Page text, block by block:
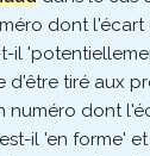
dont l'écart
il
d'être tiré aux
numéro dont
il 'en forme'